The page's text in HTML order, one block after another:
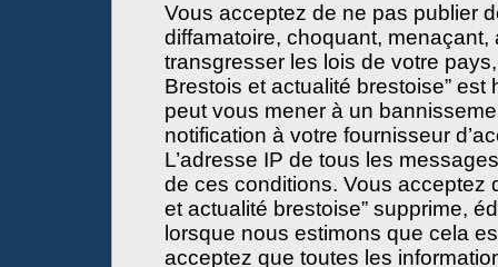
Vous acceptez de ne pas publier
diffamatoire, choquant,
transgresser les lois de votre
Brestois et actualité brestoise”
peut vous mener à un
notification à votre fournisseur
L’adresse IP de tous les
de ces conditions. Vous acceptez
et actualité brestoise” supprime,
lorsque nous estimons que cela
acceptez que toutes les